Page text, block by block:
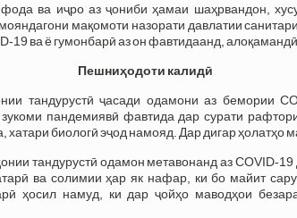
ва иҷро аз ҷониби ҳамаи шаҳрвандон,
мақомоти назорати давлатии
19 ва ё гумонбарӣ аз он фавтидаанд,
Пешниҳодоти калидӣ
тандурустӣ ҷасади одамони аз бемории
пандемиявӣ фавтида дар сурати
биологӣ эҷод намояд. Дар дигар ҳолатҳо
тандурустӣ одамон метавонанд аз COVID-
ва солимии ҳар як нафар, ки бо майит
ҳосил намуд, ки дар ҷойҳо маводҳои